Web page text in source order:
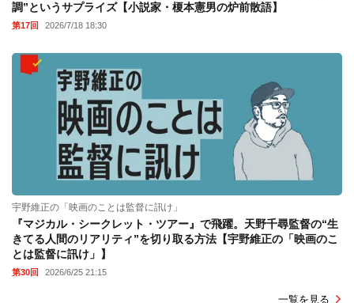
調”というサプライズ【小説家・榎本憲男の炉前散語】
第17回 2026/7/18 18:30
宇野維正の「映画のことは監督に訊け」
『マジカル・シークレット・ツアー』で飛躍。天野千尋監督の“生
きてる人間のリアリティ”を切り取る方法【宇野維正の「映画のこ
とは監督に訊け」】
第30回 2026/6/25 21:15
一覧を見る